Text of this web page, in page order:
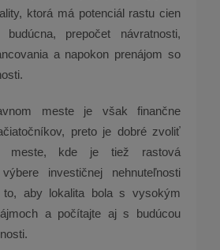
ktorá má potenciál rastu cien
prepočet návratnosti,
a napokon prenájom so
meste je však finančne
preto je dobré zvoliť
meste, kde je tiež rastová
investičnej nehnuteľnosti
aby lokalita bola s vysokým
a počítajte aj s budúcou